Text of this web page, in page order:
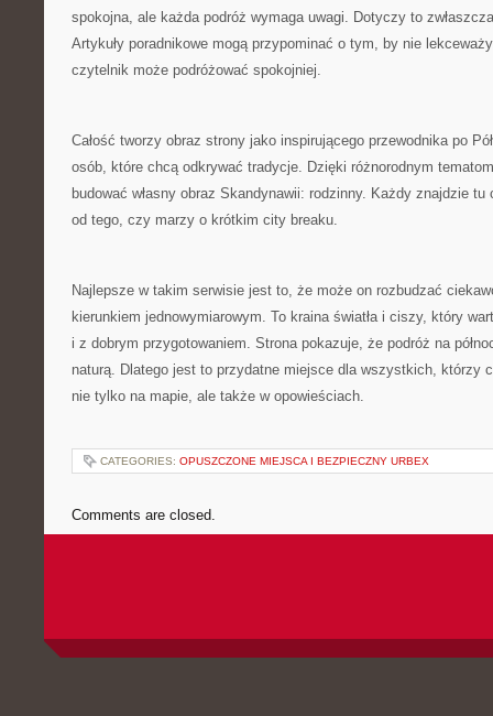
spokojna, ale każda podróż wymaga uwagi. Dotyczy to
Artykuły poradnikowe mogą przypominać o tym, by nie
czytelnik może podróżować spokojniej.
Całość tworzy obraz strony jako inspirującego przewodnika po
osób, które chcą odkrywać tradycje. Dzięki różnorodnym
budować własny obraz Skandynawii: rodzinny. Każdy znajdzie
od tego, czy marzy o krótkim city breaku.
Najlepsze w takim serwisie jest to, że może on rozbudzać
kierunkiem jednowymiarowym. To kraina światła i ciszy, który
i z dobrym przygotowaniem. Strona pokazuje, że podróż na
naturą. Dlatego jest to przydatne miejsce dla wszystkich, którzy
nie tylko na mapie, ale także w opowieściach.
CATEGORIES: OPUSZCZONE MIEJSCA I BEZPIECZNY URBEX
Comments are closed.